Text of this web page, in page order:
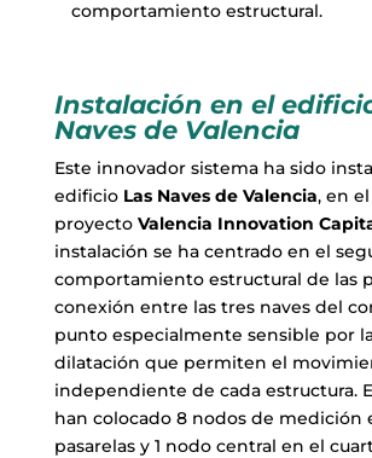
comportamiento estructural.
Instalación en el
Naves de Valencia
Este innovador sistema ha sido
edificio Las Naves de Valencia, en
proyecto Valencia Innovation
instalación se ha centrado en el
comportamiento estructural de las
conexión entre las tres naves del
punto especialmente sensible por
dilatación que permiten el
independiente de cada estructura.
han colocado 8 nodos de medición
pasarelas y 1 nodo central en el